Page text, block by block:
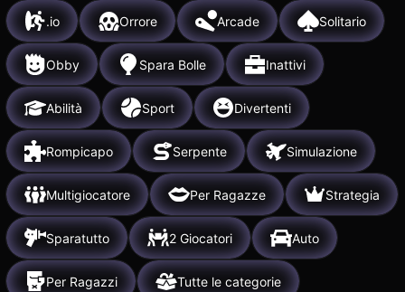
.io Orrore Arcade Solitario
Obby Spara Bolle Inattivi
Abilità Sport Divertenti
Rompicapo Serpente Simulazione
Multigiocatore Per Ragazze Strategia
Sparatutto 2 Giocatori Auto
Per Ragazzi Tutte le categorie